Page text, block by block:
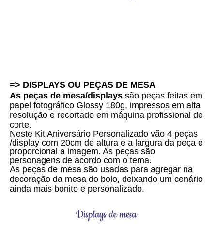
=> DISPLAYS OU PEÇAS DE MESA
As peças de mesa/displays são peças feitas em
papel fotográfico Glossy 180g, impressos em alta
resolução e recortado em máquina profissional de
corte.
Neste Kit Aniversário Personalizado vão 4 peças
/display com 20cm de altura e a largura da peça é
proporcional a imagem. As peças são
personagens de acordo com o tema.
As peças de mesa são usadas para agregar na
decoração da mesa do bolo, deixando um cenário
ainda mais bonito e personalizado.